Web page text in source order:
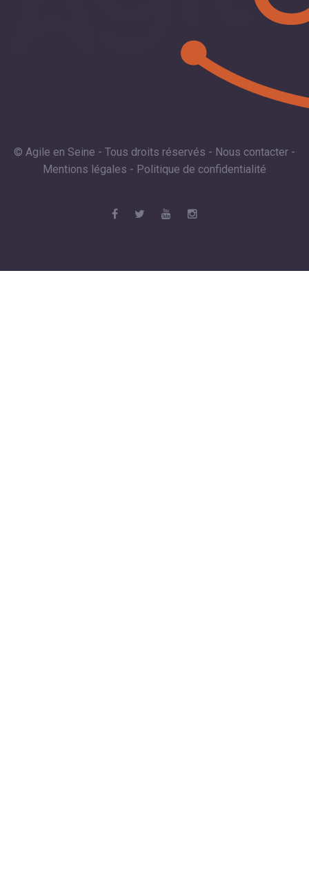
© Agile en Seine - Tous droits réservés - Nous contacter -
Mentions légales - Politique de confidentialité